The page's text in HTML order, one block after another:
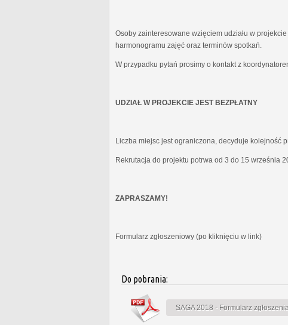
Osoby zainteresowane wzięciem udziału w
harmonogramu zajęć oraz terminów spotkań.
W przypadku pytań prosimy o kontakt z
UDZIAŁ W PROJEKCIE JEST BEZPŁATNY
Liczba miejsc jest ograniczona, decyduje kolejność
Rekrutacja do projektu potrwa od 3 do 15 września
ZAPRASZAMY!
Formularz zgłoszeniowy (po kliknięciu w link)
Do pobrania:
SAGA 2018 - Formularz